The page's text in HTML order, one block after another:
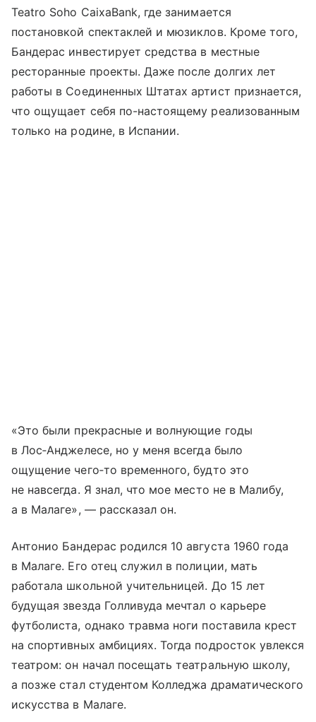
Teatro Soho CaixaBank, где занимается
постановкой спектаклей и мюзиклов. Кроме того,
Бандерас инвестирует средства в местные
ресторанные проекты. Даже после долгих лет
работы в Соединенных Штатах артист признается,
что ощущает себя по-настоящему реализованным
только на родине, в Испании.
«Это были прекрасные и волнующие годы
в Лос‑Анджелесе, но у меня всегда было
ощущение чего‑то временного, будто это
не навсегда. Я знал, что мое место не в Малибу,
а в Малаге», — рассказал он.
Антонио Бандерас родился 10 августа 1960 года
в Малаге. Его отец служил в полиции, мать
работала школьной учительницей. До 15 лет
будущая звезда Голливуда мечтал о карьере
футболиста, однако травма ноги поставила крест
на спортивных амбициях. Тогда подросток увлекся
театром: он начал посещать театральную школу,
а позже стал студентом Колледжа драматического
искусства в Малаге.